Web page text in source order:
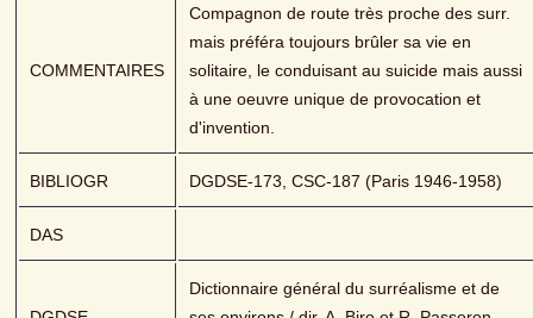
COMMENTAIRES
Compagnon de route très proche des surr.
mais préféra toujours brûler sa vie en
solitaire, le conduisant au suicide mais aussi
à une oeuvre unique de provocation et
d'invention.
BIBLIOGR DGDSE-173, CSC-187 (Paris 1946-1958)
DAS
Dictionnaire général du surréalisme et de